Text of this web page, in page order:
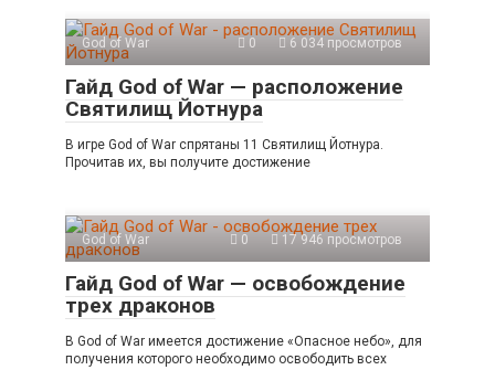
God of War 0 6 034 просмотров
Гайд God of War — расположение
Святилищ Йотнура
В игре God of War спрятаны 11 Святилищ Йотнура.
Прочитав их, вы получите достижение
God of War 0 17 946 просмотров
Гайд God of War — освобождение
трех драконов
В God of War имеется достижение «Опасное небо», для
получения которого необходимо освободить всех